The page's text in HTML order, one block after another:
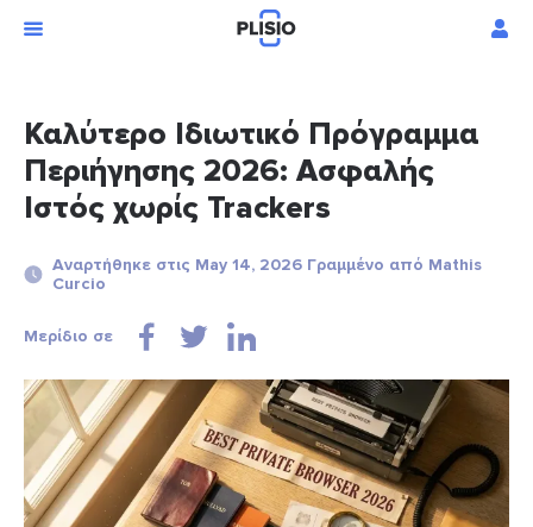
Καλύτερο Ιδιωτικό Πρόγραμμα
Περιήγησης 2026: Ασφαλής
Ιστός χωρίς Trackers
Αναρτήθηκε στις May 14, 2026 Γραμμένο από Mathis
Curcio
Μερίδιο σε